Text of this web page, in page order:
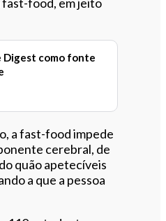
Digest como fonte
a fast-food impede
cerebral, de
quão apetecíveis
a que a pessoa